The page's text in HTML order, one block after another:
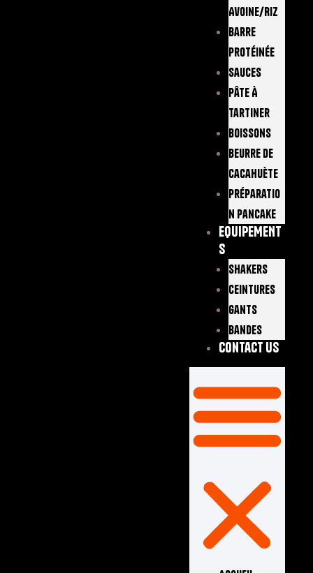
Avoine/Riz
Barre
Protéinée
Sauces
Pâte À
Tartiner
Boissons
Beurre De
Cacahuète
Préparatio
N Pancake
EQUIPEMENT
S
Shakers
Ceintures
Gants
Bandes
Contact Us